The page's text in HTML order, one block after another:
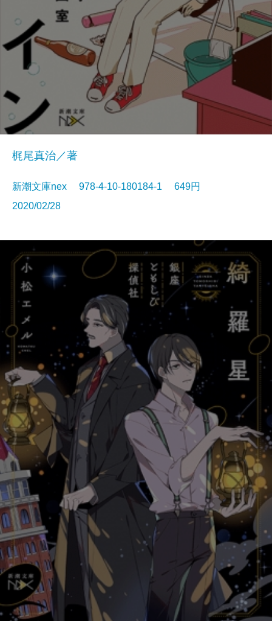
梶尾真治／著
新潮文庫nex 978-4-10-180184-1 649円
2020/02/28